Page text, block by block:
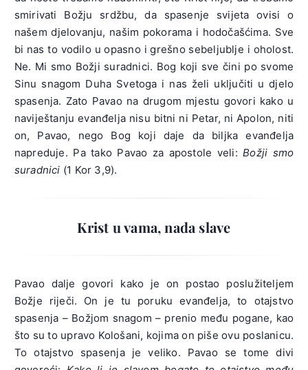
smirivati Božju srdžbu, da spasenje svijeta ovisi o
našem djelovanju, našim pokorama i hodočašćima. Sve
bi nas to vodilo u opasno i grešno sebeljublje i oholost.
Ne. Mi smo Božji suradnici. Bog koji sve čini po svome
Sinu snagom Duha Svetoga i nas želi uključiti u djelo
spasenja. Zato Pavao na drugom mjestu govori kako u
naviještanju evanđelja nisu bitni ni Petar, ni Apolon, niti
on, Pavao, nego Bog koji daje da biljka evanđelja
napreduje. Pa tako Pavao za apostole veli:Božji smo
suradnici (1 Kor 3,9).
Krist u vama, nada slave
Pavao dalje govori kako je on postao poslužiteljem
Božje riječi. On je tu poruku evanđelja, to otajstvo
spasenja – Božjom snagom – prenio među pogane, kao
što su to upravo Kološani, kojima on piše ovu poslanicu.
To otajstvo spasenja je veliko. Pavao se tome divi